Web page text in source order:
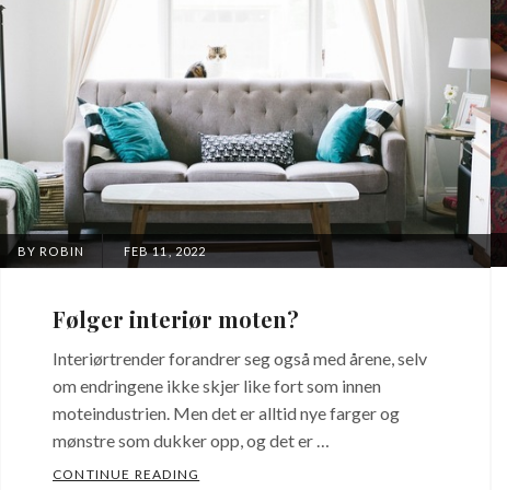
BYROBIN
POSTED
FEB 11, 2022
Følger interiør moten?
Interiørtrender forandrer seg også med årene, selv
om endringene ikke skjer like fort som innen
moteindustrien. Men det er alltid nye farger og
mønstre som dukker opp, og det er …
CONTINUE READING